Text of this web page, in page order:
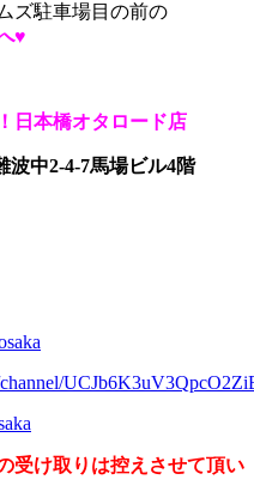
ズ駐車場目の前の
♥
日本橋オタロード店
波中2-4-7馬場ビル4階
受け取りは控えさせて頂い